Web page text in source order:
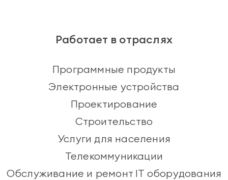
Работает в отраслях
Программные продукты
Электронные устройства
Проектирование
Строительство
Услуги для населения
Телекоммуникации
Обслуживание и ремонт IT оборудования